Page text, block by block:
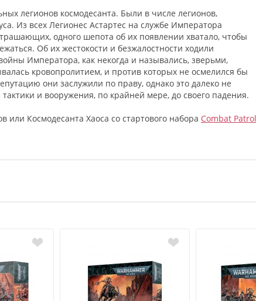
легионов космодесанта. Были в числе легионов,
Из всех Легионес Астартес на службе Императора
одного шепота об их появлении хватало, чтобы
Об их жестокости и безжалостности ходили
Императора, как некогда и назывались, зверьми,
кровопролитием, и против которых не осмелился бы
они заслужили по праву, однако это далеко не
и вооружения, по крайней мере, до своего падения.
Космодесанта Хаоса со стартового набора Combat